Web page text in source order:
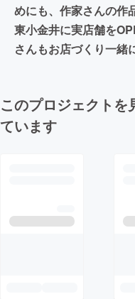
めにも、作家さんの作
東小金井に実店舗を
さんもお店づくり一緒
このプロジェクトを
ています